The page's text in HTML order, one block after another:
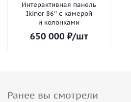
Интерактивная панель
Ikinor 86'' с камерой
и колонками
650 000 ₽/шт
Ранее вы смотрели